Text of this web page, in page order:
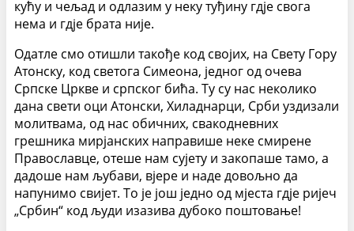
кућу и чељад и одлазим у неку туђину гдје свога
нема и гдје брата није.
Одатле смо отишли такође код својих, на Свету Гору
Атонску, код светога Симеона, једног од очева
Српске Цркве и српског бића. Ту су нас неколико
дана свети оци Атонски, Хиладнарци, Срби уздизали
молитвама, од нас обичних, свакодневних
грешника мирјанских направише неке смирене
Православце, отеше нам сујету и закопаше тамо, а
дадоше нам љубави, вјере и наде довољно да
напунимо свијет. То је још једно од мјеста гдје ријеч
„Србин“ код људи изазива дубоко поштовање!